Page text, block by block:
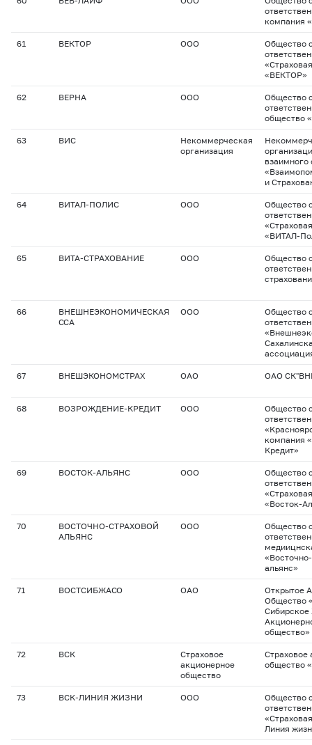
компания
61 ВЕКТОР ООО
Общество
«ВЕКТОР»
62 ВЕРНА ООО
Общество
общество
63 ВИС
Некоммерческая
организация
взаимного
и
64 ВИТАЛ-ПОЛИС ООО
Общество
«ВИТАЛ-
65 ВИТА-СТРАХОВАНИЕ ООО
Общество
66
ВНЕШНЕЭКОНОМИЧЕСКАЯ
ССА
ООО
Общество
67 ВНЕШЭКОНОМСТРАХ ОАО ОАО
68 ВОЗРОЖДЕНИЕ-КРЕДИТ ООО
Общество
компания
Кредит»
69 ВОСТОК-АЛЬЯНС ООО
Общество
«Восток-
70
ВОСТОЧНО-СТРАХОВОЙ
АЛЬЯНС
ООО
Общество
альянс»
71 ВОСТСИБЖАСО ОАО
Открытое
Общество
общество»
72 ВСК
Страховое
акционерное
общество
Страховое
общество
73 ВСК-ЛИНИЯ ЖИЗНИ ООО
Общество
Линия